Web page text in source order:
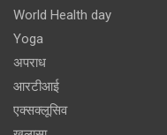
World Health day
Yoga
अपराध
आरटीआई
एक्सक्लूसिव